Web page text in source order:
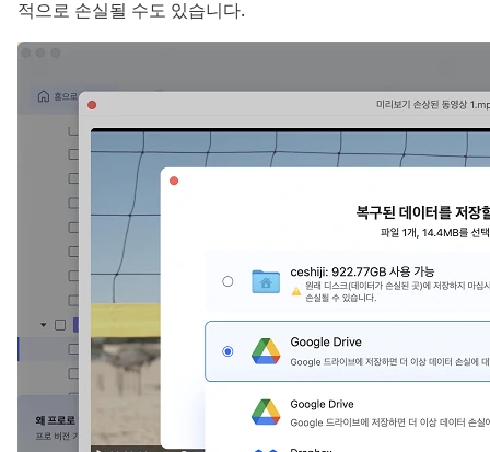
적으로 손실될 수도 있습니다.